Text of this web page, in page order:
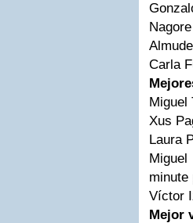
Carla
Miguel
Xus
Laura
minute
Víctor
Mejor